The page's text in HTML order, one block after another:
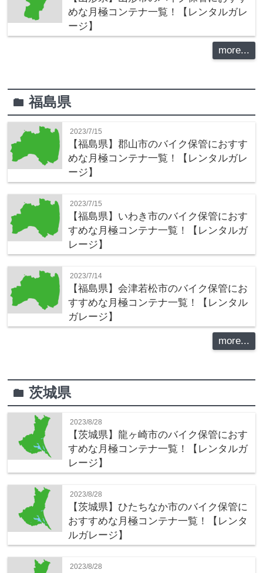
めな月極コンテナ一覧！【レンタルガレ
ージ】
more...
folder福島県
2023/7/15
【福島県】郡山市のバイク保管におすす
めな月極コンテナ一覧！【レンタルガレ
ージ】
2023/7/15
【福島県】いわき市のバイク保管におす
すめな月極コンテナ一覧！【レンタルガ
レージ】
2023/7/14
【福島県】会津若松市のバイク保管にお
すすめな月極コンテナ一覧！【レンタル
ガレージ】
more...
folder茨城県
2023/8/28
【茨城県】龍ヶ崎市のバイク保管におす
すめな月極コンテナ一覧！【レンタルガ
レージ】
2023/8/28
【茨城県】ひたちなか市のバイク保管に
おすすめな月極コンテナ一覧！【レンタ
ルガレージ】
2023/8/28